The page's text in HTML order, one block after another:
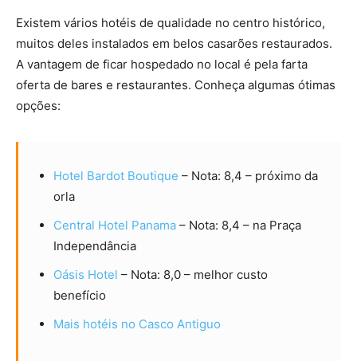
Existem vários hotéis de qualidade no centro histórico,
muitos deles instalados em belos casarões restaurados.
A vantagem de ficar hospedado no local é pela farta
oferta de bares e restaurantes. Conheça algumas ótimas
opções:
Hotel Bardot Boutique – Nota: 8,4 – próximo da
orla
Central Hotel Panama – Nota: 8,4 – na Praça
Independância
Oásis Hotel – Nota: 8,0 – melhor custo
benefício
Mais hotéis no Casco Antiguo